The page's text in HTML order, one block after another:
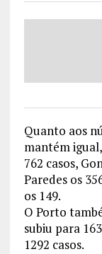
Quanto aos
mantém
762 casos,
Paredes os
os 149.
O Porto
subiu para
1292 casos.